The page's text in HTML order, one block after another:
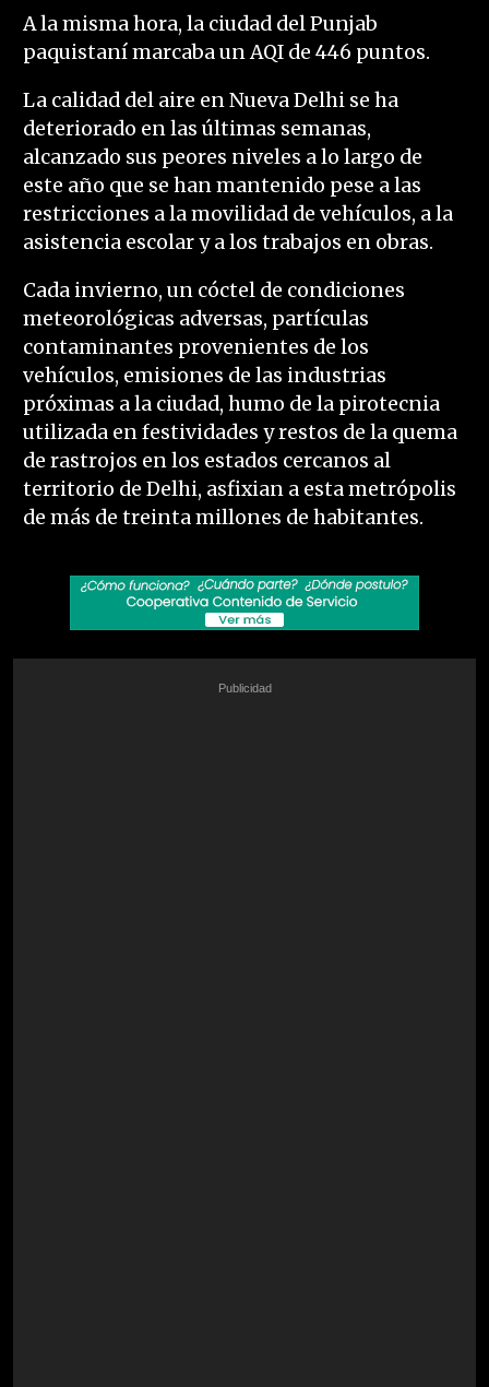
A la misma hora, la ciudad del Punjab
paquistaní marcaba un AQI de 446 puntos.
La calidad del aire en Nueva Delhi se ha
deteriorado en las últimas semanas,
alcanzado sus peores niveles a lo largo de
este año que se han mantenido pese a las
restricciones a la movilidad de vehículos, a la
asistencia escolar y a los trabajos en obras.
Cada invierno, un cóctel de condiciones
meteorológicas adversas, partículas
contaminantes provenientes de los
vehículos, emisiones de las industrias
próximas a la ciudad, humo de la pirotecnia
utilizada en festividades y restos de la quema
de rastrojos en los estados cercanos al
territorio de Delhi, asfixian a esta metrópolis
de más de treinta millones de habitantes.